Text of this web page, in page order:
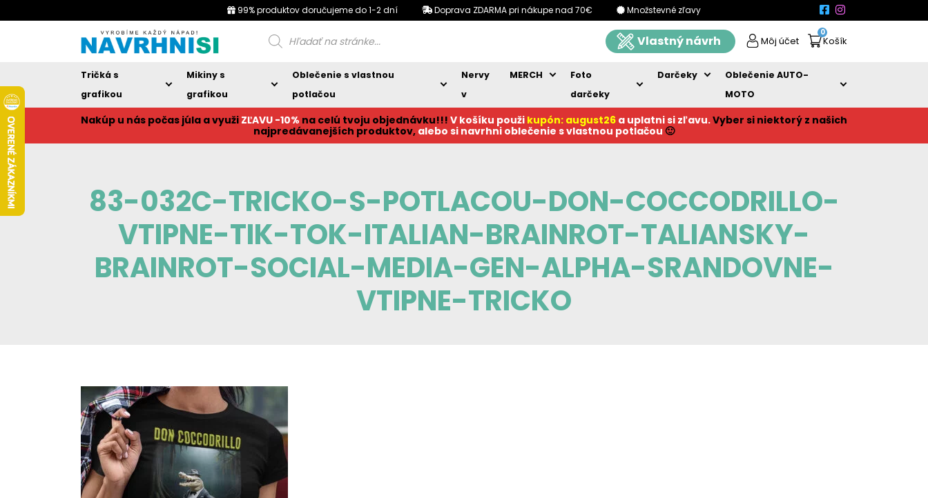
99% produktov doručujeme do 1-2 dní Doprava ZDARMA pri nákupe nad 70€ Množstevné zľavy
Products
search Vlastný návrh Môj účet
0
Košík
Tričká s
grafikou
Mikiny s
grafikou
Oblečenie s vlastnou
potlačou
Nervy
v
MERCH
Foto
darčeky
Darčeky
Oblečenie AUTO-
MOTO
Nakúp u nás počas júla a využi ZĽAVU -10% na celú tvoju objednávku!!! V košíku použi kupón: august26 a uplatni si zľavu.Vyber si niektorý z našich
najpredávanejších produktov, alebo si navrhni oblečenie s vlastnou potlačou 🙂
83-032C-TRICKO-S-POTLACOU-DON-COCCODRILLO-
VTIPNE-TIK-TOK-ITALIAN-BRAINROT-TALIANSKY-
BRAINROT-SOCIAL-MEDIA-GEN-ALPHA-SRANDOVNE-
VTIPNE-TRICKO